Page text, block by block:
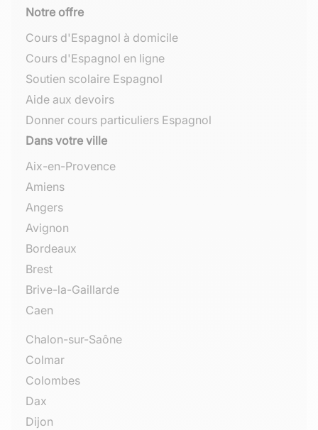
Notre offre
Cours d'Espagnol à domicile
Cours d'Espagnol en ligne
Soutien scolaire Espagnol
Aide aux devoirs
Donner cours particuliers Espagnol
Dans votre ville
Aix-en-Provence
Amiens
Angers
Avignon
Bordeaux
Brest
Brive-la-Gaillarde
Caen
Chalon-sur-Saône
Colmar
Colombes
Dax
Dijon